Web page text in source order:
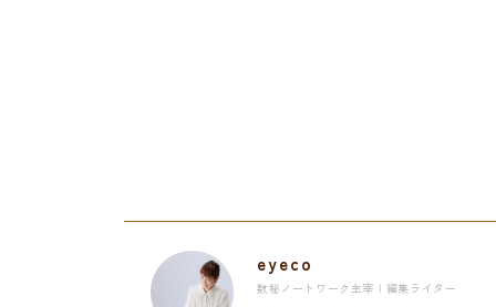
eyeco
数秘ノートワーク主宰 | 編集ライター